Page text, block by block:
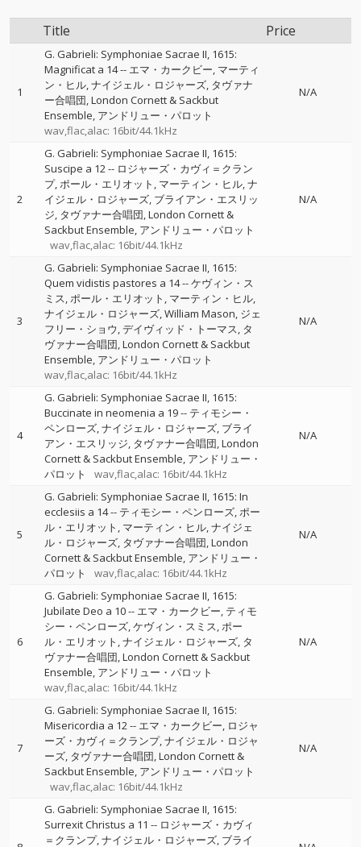
Title Price
1
G. Gabrieli: Symphoniae Sacrae II, 1615:
Magnificat a 14-- エマ・カークビー マーティ
ン・ヒル ナイジェル・ロジャーズ タヴァナ
ー合唱団 London Cornett & Sackbut
Ensemble アンドリュー・パロット
wav,flac,alac: 16bit/44.1kHz
N/A
2
G. Gabrieli: Symphoniae Sacrae II, 1615:
Suscipe a 12-- ロジャーズ・カヴィ＝クラン
プ ポール・エリオット マーティン・ヒル ナ
イジェル・ロジャーズ ブライアン・エスリッ
ジ タヴァナー合唱団 London Cornett &
Sackbut Ensemble アンドリュー・パロット
wav,flac,alac: 16bit/44.1kHz
N/A
3
G. Gabrieli: Symphoniae Sacrae II, 1615:
Quem vidistis pastores a 14--ケヴィン・ス
ミス ポール・エリオット マーティン・ヒル
ナイジェル・ロジャーズ William Mason ジェ
フリー・ショウ デイヴィッド・トーマス タ
ヴァナー合唱団 London Cornett & Sackbut
Ensemble アンドリュー・パロット
wav,flac,alac: 16bit/44.1kHz
N/A
4
G. Gabrieli: Symphoniae Sacrae II, 1615:
Buccinate in neomenia a 19-- ティモシー・
ペンローズ ナイジェル・ロジャーズ ブライ
アン・エスリッジ タヴァナー合唱団 London
Cornett & Sackbut Ensemble アンドリュー・
パロット
wav,flac,alac: 16bit/44.1kHz
N/A
5
G. Gabrieli: Symphoniae Sacrae II, 1615: In
ecclesiis a 14-- ティモシー・ペンローズ ポー
ル・エリオット マーティン・ヒル ナイジェ
ル・ロジャーズ タヴァナー合唱団 London
Cornett & Sackbut Ensemble アンドリュー・
パロット
wav,flac,alac: 16bit/44.1kHz
N/A
6
G. Gabrieli: Symphoniae Sacrae II, 1615:
Jubilate Deo a 10-- エマ・カークビー ティモ
シー・ペンローズ ケヴィン・スミス ポー
ル・エリオット ナイジェル・ロジャーズ タ
ヴァナー合唱団 London Cornett & Sackbut
Ensemble アンドリュー・パロット
wav,flac,alac: 16bit/44.1kHz
N/A
7
G. Gabrieli: Symphoniae Sacrae II, 1615:
Misericordia a 12-- エマ・カークビー ロジャ
ーズ・カヴィ＝クランプ ナイジェル・ロジャ
ーズ タヴァナー合唱団 London Cornett &
Sackbut Ensemble アンドリュー・パロット
wav,flac,alac: 16bit/44.1kHz
N/A
G. Gabrieli: Symphoniae Sacrae II, 1615:
Surrexit Christus a 11 -- ロジャーズ・カヴィ
＝クランプ ナイジェル・ロジャーズ ブライ